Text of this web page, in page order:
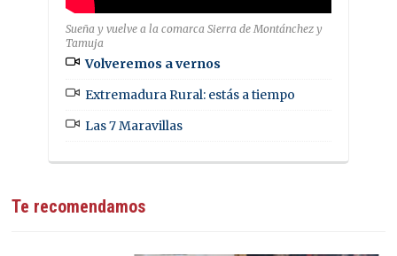
Sueña y vuelve a la comarca Sierra de Montánchez y
Tamuja
Volveremos a vernos
Extremadura Rural: estás a tiempo
Las 7 Maravillas
Te recomendamos